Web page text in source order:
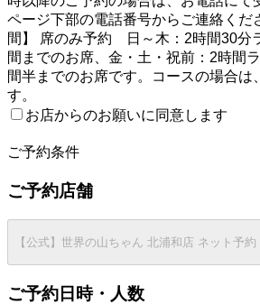
ページ下部の電話番号からご連絡くだ
間】 席のみ予約 日～木：2時間30分
間までのお席、金・土・祝前：2時間
間半までのお席です。コースの場合は
す。
お店からのお願いに同意します
ご予約条件
ご予約店舗
【公式】世界の山ちゃん 北浦和店 ネット予約
ご予約日時・人数